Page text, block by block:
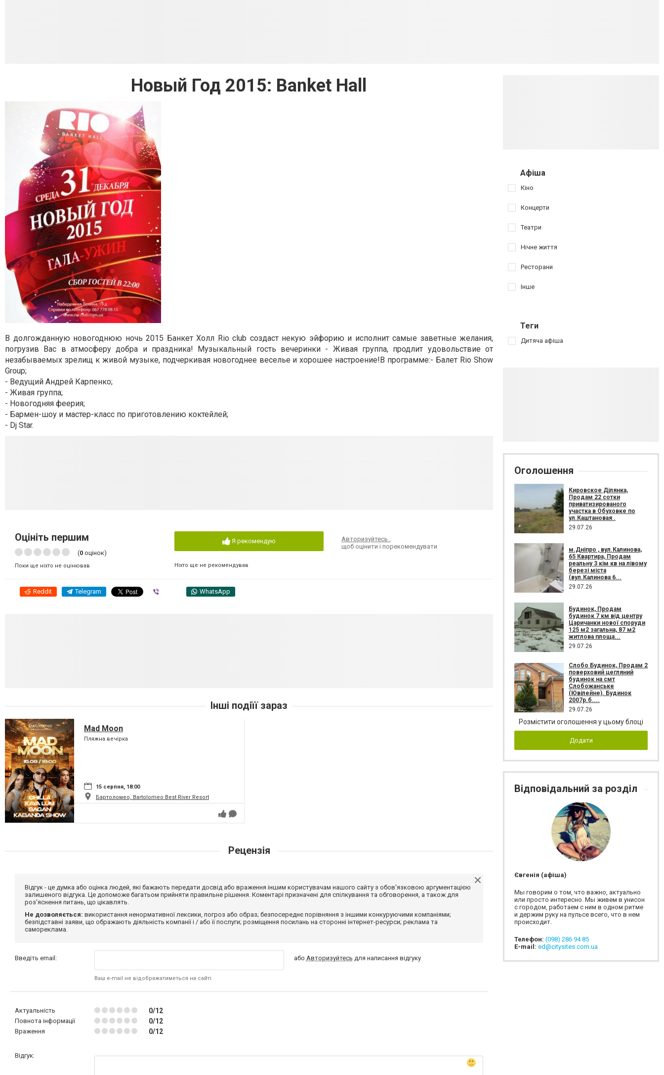
Новый Год 2015: Banket Hall
В долгожданную новогоднюю ночь 2015 Банкет Холл Rio club создаст некую эйфорию и исполнит самые заветные желания,
погрузив Вас в атмосферу добра и праздника! Музыкальный гость вечеринки - Живая группа, продлит удовольствие от
незабываемых зрелищ к живой музыке, подчеркивая новогоднее веселье и хорошее настроение!В программе:- Балет Rio Show
Group;
- Ведущий Андрей Карпенко;
- Живая группа;
- Новогодняя феерия;
- Бармен-шоу и мастер-класс по приготовлению коктейлей;
- Dj Star.
Оцініть першим
(0 оцінок)
Поки ще ніхто не оцінював
Я рекомендую
Ніхто ще не рекомендував
Авторизуйтесь
щоб оцінити і порекомендувати
Reddit Telegram WhatsApp
Інші подіїї зараз
Mad Moon
Пляжна вечірка
15 серпня, 18:00
Бартоломео, Bartolomeo Best River Resort
Рецензія
Відгук - це думка або оцінка людей, які бажають передати досвід або враження іншим користувачам нашого сайту з обов'язковою аргументацією
залишеного відгука. Це допоможе багатьом прийняти правильне рішення. Коментарі призначені для спілкування та обговорення, а також для
роз'яснення питань, що цікавлять.
Не дозволяється: використання ненормативної лексики, погроз або образ; безпосереднє порівняння з іншими конкуруючими компаніями;
безпідставні заяви, що ображають діяльність компанії і / або її послуги; розміщення посилань на сторонні інтернет-ресурси; реклама та
самореклама.
Введіть email:
Ваш e-mail не відображатиметься на сайті
або Авторизуйтесь для написання відгуку
Актуальність 0/12
Повнота інформації 0/12
Враження 0/12
Відгук:
Афіша
Кіно
Концерти
Театри
Нічне життя
Ресторани
Інше
Теги
Дитяча афіша
Оголошення
Кировское Ділянка,
Продам 22 сотки
приватизированого
участка в Обуховке по
ул.Каштановая .
29.07.26
м.Дніпро , вул.Калинова,
65 Квартира, Продам
реальну 3 кім кв на лівому
березі міста
(вул.Калинова 6...
29.07.26
Будинок, Продам
будинок 7 км від центру
Царичанки нової споруди
125 м2 загальна, 87 м2
житлова площа...
29.07.26
Слобо Будинок, Продам 2
поверховий цегляний
будинок на смт
Слобожанське
(Ювілейне). Будинок
2007р.б....
29.07.26
Розмістити оголошення у цьому блоці
Додати
Відповідальний за розділ
Євгенія (афіша)
Мы говорим о том, что важно, актуально
или просто интересно. Мы живем в унисон
с городом, работаем с ним в одном ритме
и держим руку на пульсе всего, что в нем
происходит.
Телефон: (098) 286 94 85
E-mail: ed@citysites.com.ua